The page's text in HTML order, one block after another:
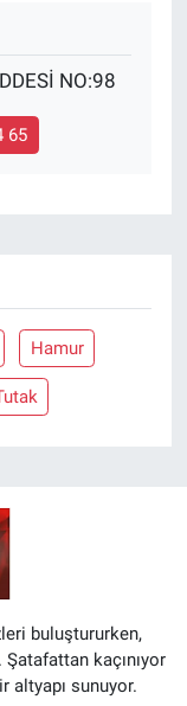
NO:98
65
Hamur
buluştururken,
kaçınıyor
altyapı sunuyor.